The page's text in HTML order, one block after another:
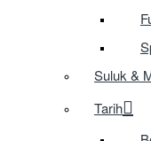
Suluk &
Tarih